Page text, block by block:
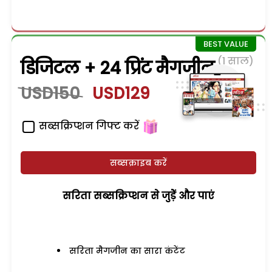
डिजिटल + 24 प्रिंट मैगजीन (1 साल)
USD150 USD129
सब्सक्रिप्शन गिफ्ट करें
सब्सक्राइब करें
सरिता सब्सक्रिप्शन से जुड़ेें और पाएं
सरिता मैगजीन का सारा कंटेंट